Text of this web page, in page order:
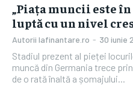
„Piața muncii este
luptă cu un nivel
Autorii Iafinantare.ro - 30 iunie
Stadiul prezent al pieței
muncă din Germania trece
de o rată înaltă a șomajului...